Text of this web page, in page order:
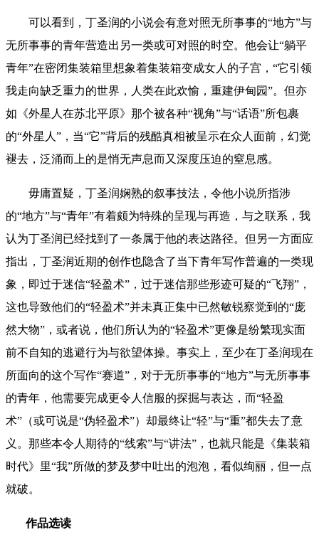
可以看到，丁圣润的小说会有意对照无所事事的“地方”与
无所事事的青年营造出另一类或可对照的时空。他会让“躺平
青年”在密闭集装箱里想象着集装箱变成女人的子宫，“它引领
我走向缺乏重力的世界，人类在此欢愉，重建伊甸园”。但亦
如《外星人在苏北平原》那个被各种“视角”与“话语”所包裹
的“外星人”，当“它”背后的残酷真相被呈示在众人面前，幻觉
褪去，泛涌而上的是悄无声息而又深度压迫的窒息感。
毋庸置疑，丁圣润娴熟的叙事技法，令他小说所指涉
的“地方”与“青年”有着颇为特殊的呈现与再造，与之联系，我
认为丁圣润已经找到了一条属于他的表达路径。但另一方面应
指出，丁圣润近期的创作也隐含了当下青年写作普遍的一类现
象，即过于迷信“轻盈术”，过于迷信那些形迹可疑的“飞翔”，
这也导致他们的“轻盈术”并未真正集中已然敏锐察觉到的“庞
然大物”，或者说，他们所认为的“轻盈术”更像是纷繁现实面
前不自知的逃避行为与欲望体操。事实上，至少在丁圣润现在
所面向的这个写作“赛道”，对于无所事事的“地方”与无所事事
的青年，他需要完成更令人信服的探掘与表达，而“轻盈
术”（或可说是“伪轻盈术”）却最终让“轻”与“重”都失去了意
义。那些本令人期待的“线索”与“讲法”，也就只能是《集装箱
时代》里“我”所做的梦及梦中吐出的泡泡，看似绚丽，但一点
就破。
作品选读